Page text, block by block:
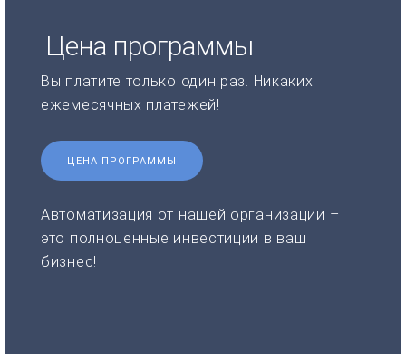
Цена программы
Вы платите только один раз. Никаких
ежемесячных платежей!
ЦЕНА ПРОГРАММЫ
Автоматизация от нашей организации –
это полноценные инвестиции в ваш
бизнес!